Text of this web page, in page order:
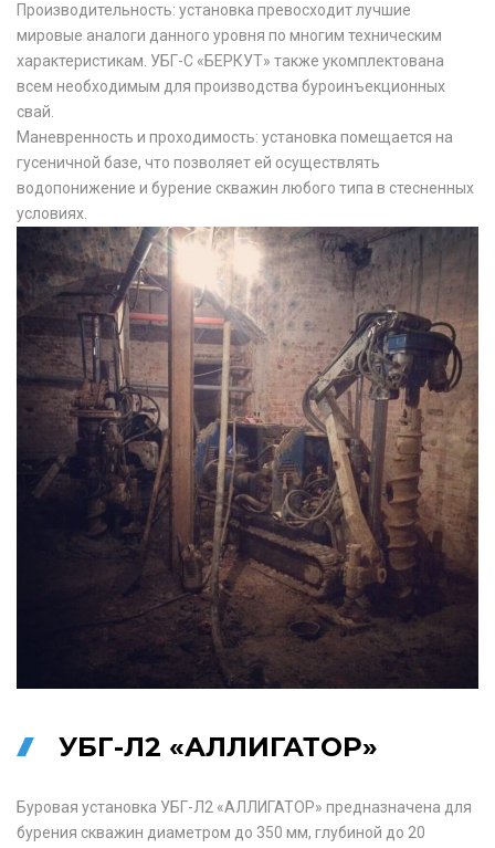
Производительность: установка превосходит лучшие
мировые аналоги данного уровня по многим техническим
характеристикам. УБГ-С «БЕРКУТ» также укомплектована
всем необходимым для производства буроинъекционных
свай.
Маневренность и проходимость: установка помещается на
гусеничной базе, что позволяет ей осуществлять
водопонижение и бурение скважин любого типа в стесненных
условиях.
УБГ-Л2 «АЛЛИГАТОР»
Буровая установка УБГ-Л2 «АЛЛИГАТОР» предназначена для
бурения скважин диаметром до 350 мм, глубиной до 20